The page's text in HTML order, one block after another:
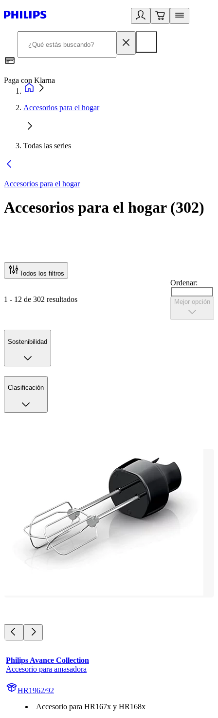
Paga con Klarna
Accesorios para el hogar
Todas las series
Accesorios para el hogar
Accesorios para el hogar(302)
Todos los filtros
1 - 12 de 302 resultados
Ordenar:
Mejor opción
Sostenibilidad
Clasificación
Philips Avance Collection
Accesorio para amasadora
HR1962/92
Accesorio para HR167x y HR168x